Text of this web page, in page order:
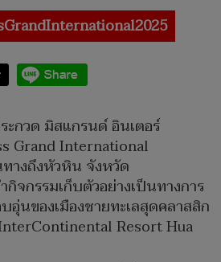
ะกวด มิสแกรนด์ อินเตอร์
Grand International
ทางถึงหัวหิน จังหวัด
จกรรมเก็บตัวอย่างเป็นทางการ
อุ่นของเมืองชายทะเลสุดคลาสสิก
Resort Hua